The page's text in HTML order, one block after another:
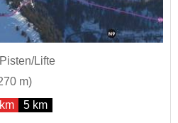
Lifte
m)
5 km